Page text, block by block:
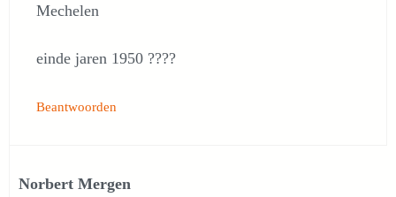
Mechelen
einde jaren 1950 ????
Beantwoorden
Norbert Mergen